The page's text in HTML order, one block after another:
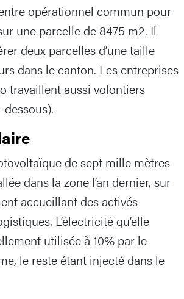
opérationnel commun pour
une parcelle de 8475 m2. Il
deux parcelles d’une taille
dans le canton. Les entreprises
travaillent aussi volontiers
de sept mille mètres
dans la zone l’an dernier, sur
accueillant des activés
L’électricité qu’elle
utilisée à 10% par le
le reste étant injecté dans le